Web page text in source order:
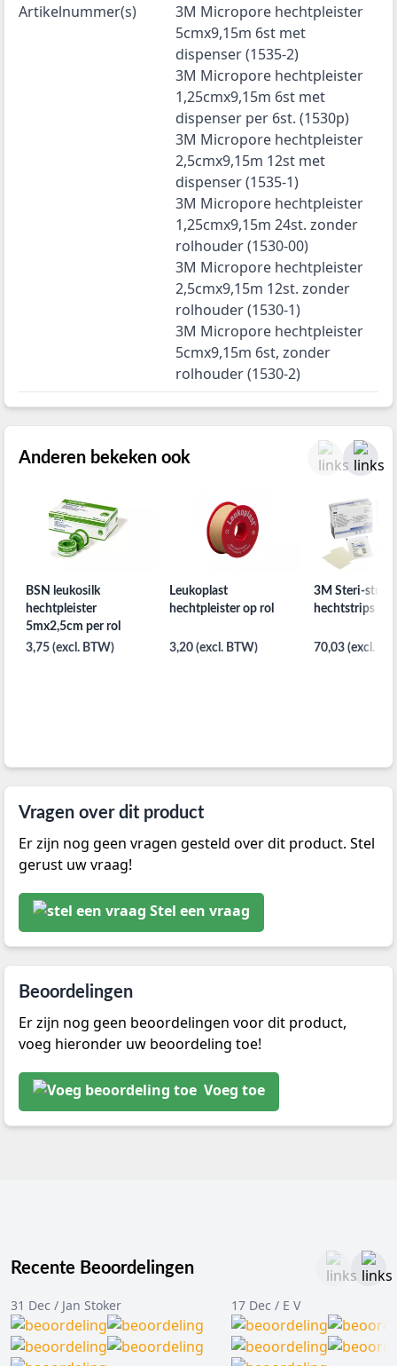
Artikelnummer(s)
3M Micropore hechtpleister
5cmx9,15m 6st met
dispenser (1535-2)
3M Micropore hechtpleister
1,25cmx9,15m 6st met
dispenser per 6st. (1530p)
3M Micropore hechtpleister
2,5cmx9,15m 12st met
dispenser (1535-1)
3M Micropore hechtpleister
1,25cmx9,15m 24st. zonder
rolhouder (1530-00)
3M Micropore hechtpleister
2,5cmx9,15m 12st. zonder
rolhouder (1530-1)
3M Micropore hechtpleister
5cmx9,15m 6st, zonder
rolhouder (1530-2)
Anderen bekeken ook
BSN leukosilk
hechtpleister
5mx2,5cm per rol
3,75 (excl. BTW)
Leukoplast
hechtpleister op rol
3,20 (excl. BTW)
3M Steri-strip
hechtstrips
70,03 (excl.
Vragen over dit product
Er zijn nog geen vragen gesteld over dit product. Stel
gerust uw vraag!
Stel een vraag
Beoordelingen
Er zijn nog geen beoordelingen voor dit product,
voeg hieronder uw beoordeling toe!
Voeg toe
Recente Beoordelingen
31 Dec / Jan Stoker 17 Dec / E V